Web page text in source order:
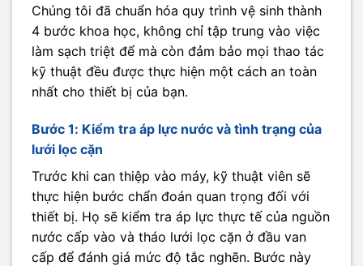
Chúng tôi đã chuẩn hóa quy trình vệ sinh thành
4 bước khoa học, không chỉ tập trung vào việc
làm sạch triệt để mà còn đảm bảo mọi thao tác
kỹ thuật đều được thực hiện một cách an toàn
nhất cho thiết bị của bạn.
Bước 1: Kiểm tra áp lực nước và tình trạng của
lưới lọc cặn
Trước khi can thiệp vào máy, kỹ thuật viên sẽ
thực hiện bước chẩn đoán quan trọng đối với
thiết bị. Họ sẽ kiểm tra áp lực thực tế của nguồn
nước cấp vào và tháo lưới lọc cặn ở đầu van
cấp để đánh giá mức độ tắc nghẽn. Bước này